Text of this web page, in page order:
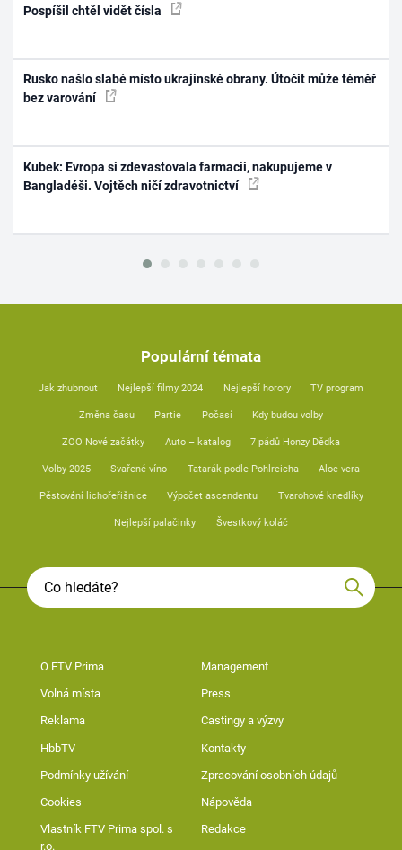
Pospíšil chtěl vidět čísla
Rusko našlo slabé místo ukrajinské obrany. Útočit může téměř
bez varování
Kubek: Evropa si zdevastovala farmacii, nakupujeme v
Bangladéši. Vojtěch ničí zdravotnictví
Populární témata
Jak zhubnout Nejlepší filmy 2024 Nejlepší horory TV program
Změna času Partie Počasí Kdy budou volby
ZOO Nové začátky Auto – katalog 7 pádů Honzy Dědka
Volby 2025 Svařené víno Tatarák podle Pohlreicha Aloe vera
Pěstování lichořeřišnice Výpočet ascendentu Tvarohové knedlíky
Nejlepší palačinky Švestkový koláč
O FTV Prima Management
Volná místa Press
Reklama Castingy a výzvy
HbbTV Kontakty
Podmínky užívání Zpracování osobních údajů
Cookies Nápověda
Vlastník FTV Prima spol. s
r.o.
Redakce